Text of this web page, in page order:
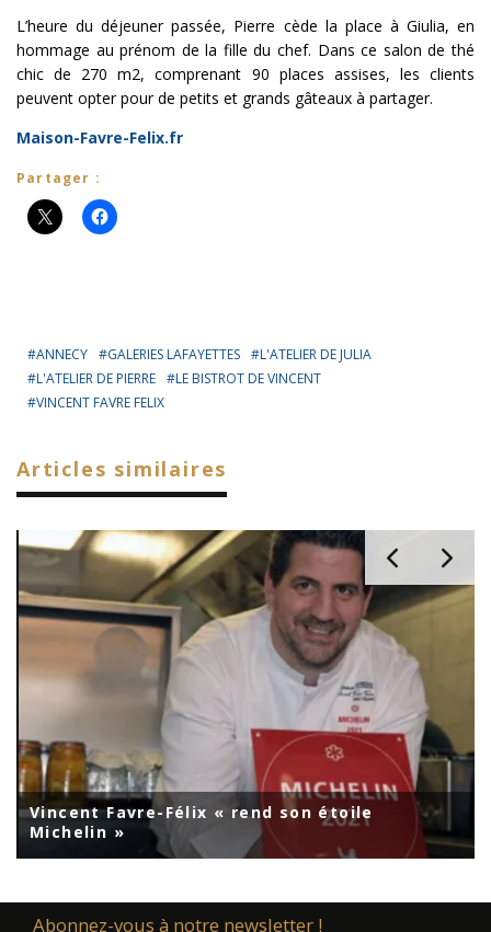
L’heure du déjeuner passée, Pierre cède la place à Giulia, en
hommage au prénom de la fille du chef. Dans ce salon de thé
chic de 270 m2, comprenant 90 places assises, les clients
peuvent opter pour de petits et grands gâteaux à partager.
Maison-Favre-Felix.fr
Partager :
ANNECY GALERIES LAFAYETTES
L'ATELIER DE JULIA
L'ATELIER DE PIERRE
LE BISTROT DE VINCENT
VINCENT FAVRE FELIX
Articles similaires
Vincent Favre-Félix « rend son étoile
Michelin »
Abonnez-vous à notre newsletter !